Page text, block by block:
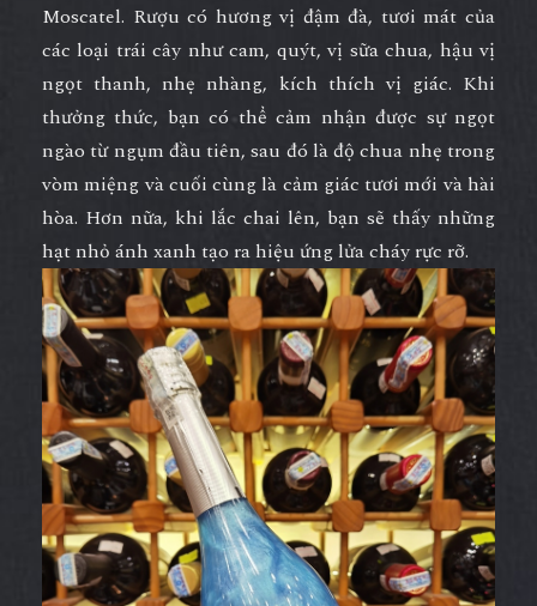
Moscatel. Rượu có hương vị đậm đà, tươi mát của
các loại trái cây như cam, quýt, vị sữa chua, hậu vị
ngọt thanh, nhẹ nhàng, kích thích vị giác. Khi
thưởng thức, bạn có thể cảm nhận được sự ngọt
ngào từ ngụm đầu tiên, sau đó là độ chua nhẹ trong
vòm miệng và cuối cùng là cảm giác tươi mới và hài
hòa. Hơn nữa, khi lắc chai lên, bạn sẽ thấy những
hạt nhỏ ánh xanh tạo ra hiệu ứng lửa cháy rực rỡ.